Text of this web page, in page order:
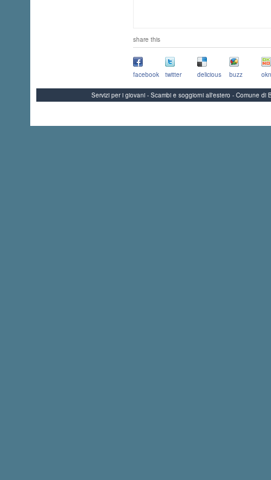
share this
facebook twitter delicious buzz
Servizi per i giovani - Scambi e soggiorni all'estero - Comune